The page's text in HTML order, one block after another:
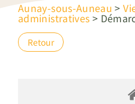
Aunay-sous-Auneau >
administratives >
Retour